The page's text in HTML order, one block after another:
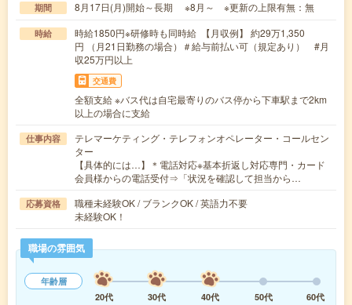
期間 8月17日(月)開始～長期 ※8月～ ※更新の上限有無：無
時給
時給1850円※研修時も同時給 【月収例】 約29万1,350
円 （月21日勤務の場合）＃給与前払い可（規定あり） #月
収25万円以上
交通費
全額支給 ※バス代は自宅最寄りのバス停から下車駅まで2km
以上の場合に支給
仕事内容
テレマーケティング・テレフォンオペレーター・コールセン
ター
【具体的には…】＊電話対応※基本折返し対応専門・カード
会員様からの電話受付⇒「状況を確認して担当から…
応募資格
職種未経験OK / ブランクOK / 英語力不要
未経験OK！
職場の雰囲気
年齢層
20代
30代 40代 50代
60代